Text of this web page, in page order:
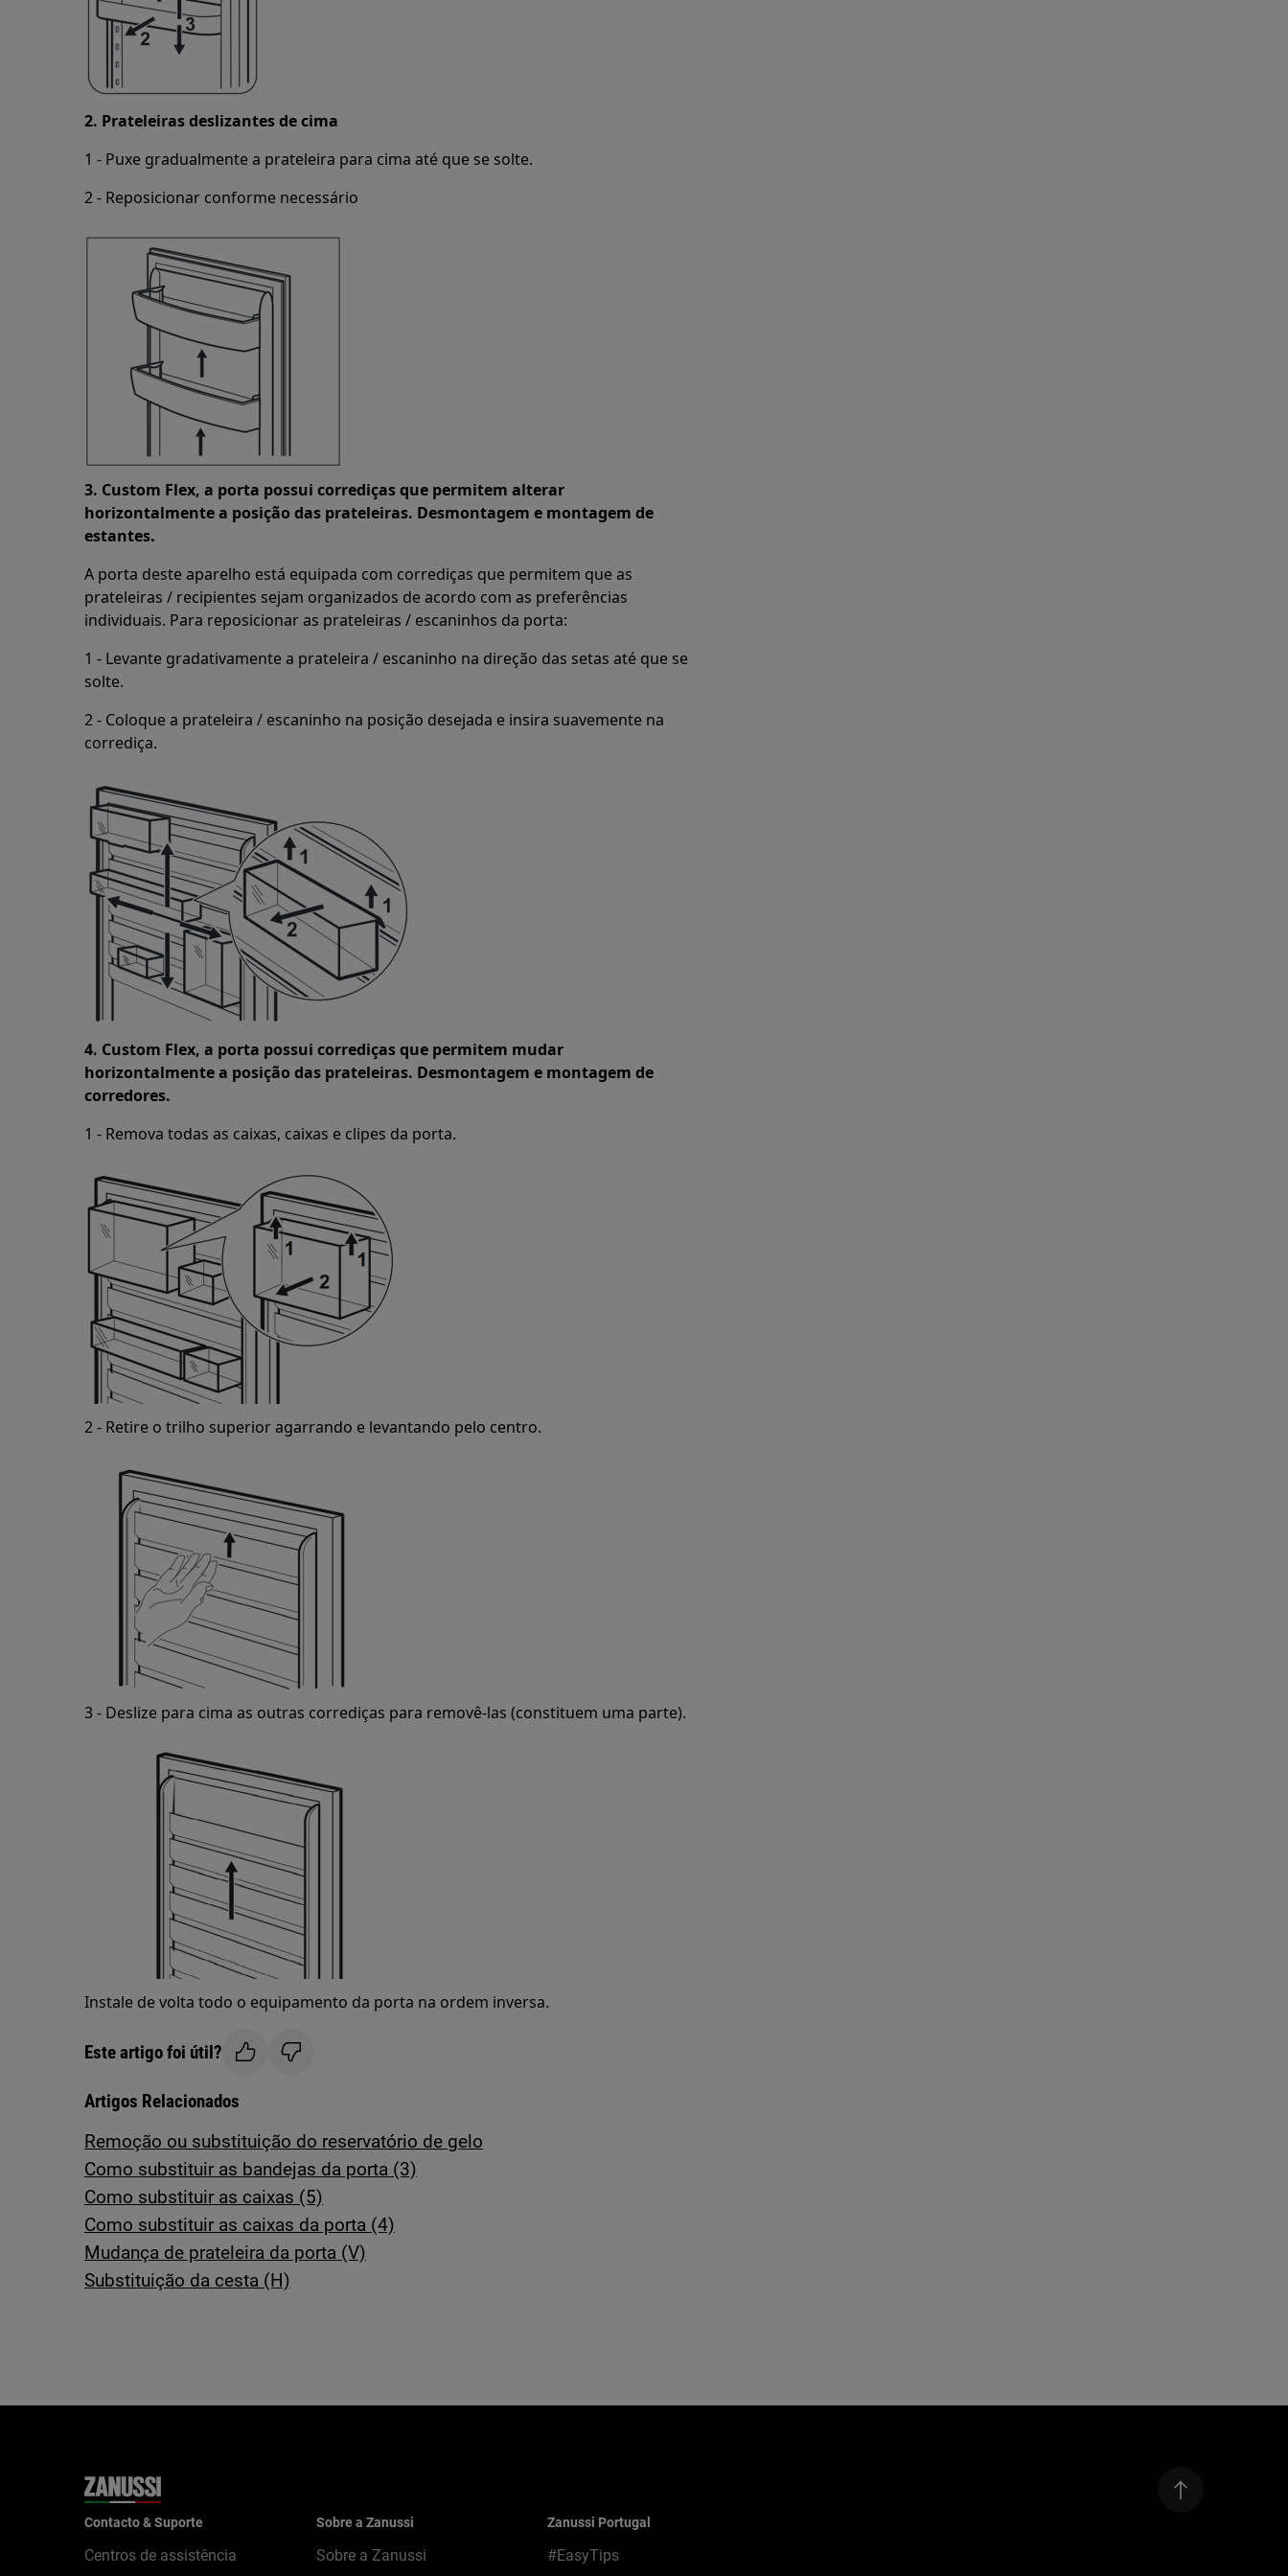
2. Prateleiras deslizantes de cima
1 - Puxe gradualmente a prateleira para cima até que se solte.
2 - Reposicionar conforme necessário
3. Custom Flex, a porta possui corrediças que permitem alterar
horizontalmente a posição das prateleiras. Desmontagem e montagem de
estantes.
A porta deste aparelho está equipada com corrediças que permitem que as
prateleiras / recipientes sejam organizados de acordo com as preferências
individuais. Para reposicionar as prateleiras / escaninhos da porta:
1 - Levante gradativamente a prateleira / escaninho na direção das setas até que se
solte.
2 - Coloque a prateleira / escaninho na posição desejada e insira suavemente na
corrediça.
4. Custom Flex, a porta possui corrediças que permitem mudar
horizontalmente a posição das prateleiras. Desmontagem e montagem de
corredores.
1 - Remova todas as caixas, caixas e clipes da porta.
2 - Retire o trilho superior agarrando e levantando pelo centro.
3 - Deslize para cima as outras corrediças para removê-las (constituem uma parte).
Instale de volta todo o equipamento da porta na ordem inversa.
Este artigo foi útil?
Artigos Relacionados
Remoção ou substituição do reservatório de gelo
Como substituir as bandejas da porta (3)
Como substituir as caixas (5)
Como substituir as caixas da porta (4)
Mudança de prateleira da porta (V)
Substituição da cesta (H)
Contacto & Suporte
Centros de assistência
Sobre a Zanussi
Sobre a Zanussi
Zanussi Portugal
#EasyTips